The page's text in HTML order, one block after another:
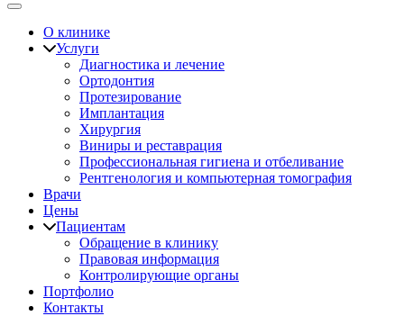
О клинике
Услуги
Диагностика и лечение
Ортодонтия
Протезирование
Имплантация
Хирургия
Виниры и реставрация
Профессиональная гигиена и отбеливание
Рентгенология и компьютерная томография
Врачи
Цены
Пациентам
Обращение в клинику
Правовая информация
Контролирующие органы
Портфолио
Контакты